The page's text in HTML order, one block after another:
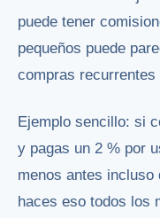
puede tener
pequeños puede
compras recurrentes
Ejemplo sencillo: si
y pagas un 2 % por
menos antes incluso
haces eso todos los